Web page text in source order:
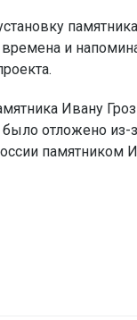
времена и
Ивану
отложено
памятником